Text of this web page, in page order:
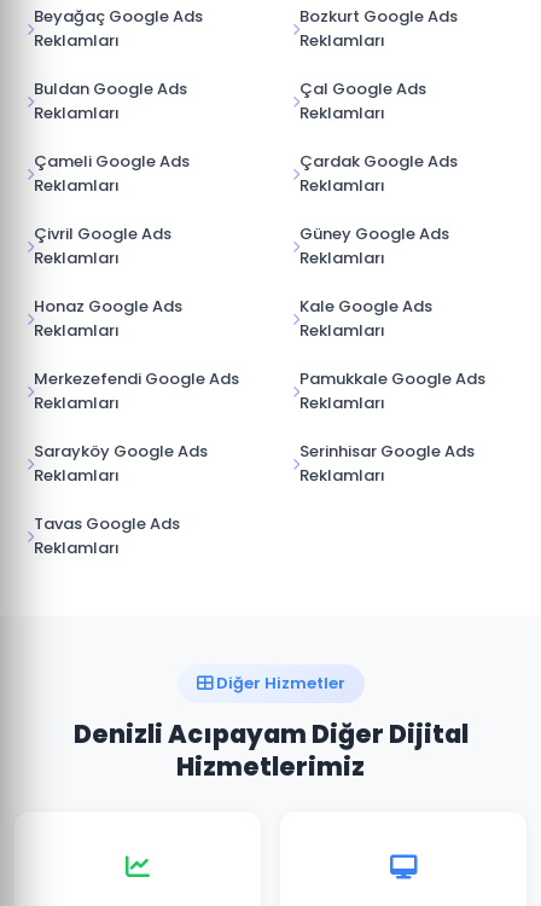
Beyağaç Google Ads
Reklamları
Bozkurt Google Ads
Reklamları
Buldan Google Ads
Reklamları
Çal Google Ads
Reklamları
Çameli Google Ads
Reklamları
Çardak Google Ads
Reklamları
Çivril Google Ads
Reklamları
Güney Google Ads
Reklamları
Honaz Google Ads
Reklamları
Kale Google Ads
Reklamları
Merkezefendi Google Ads
Reklamları
Pamukkale Google Ads
Reklamları
Sarayköy Google Ads
Reklamları
Serinhisar Google Ads
Reklamları
Tavas Google Ads
Reklamları
Diğer Hizmetler
Denizli Acıpayam Diğer Dijital
Hizmetlerimiz